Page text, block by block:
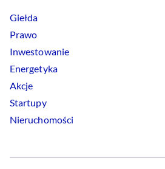
Giełda
Prawo
Inwestowanie
Energetyka
Akcje
Startupy
Nieruchomości